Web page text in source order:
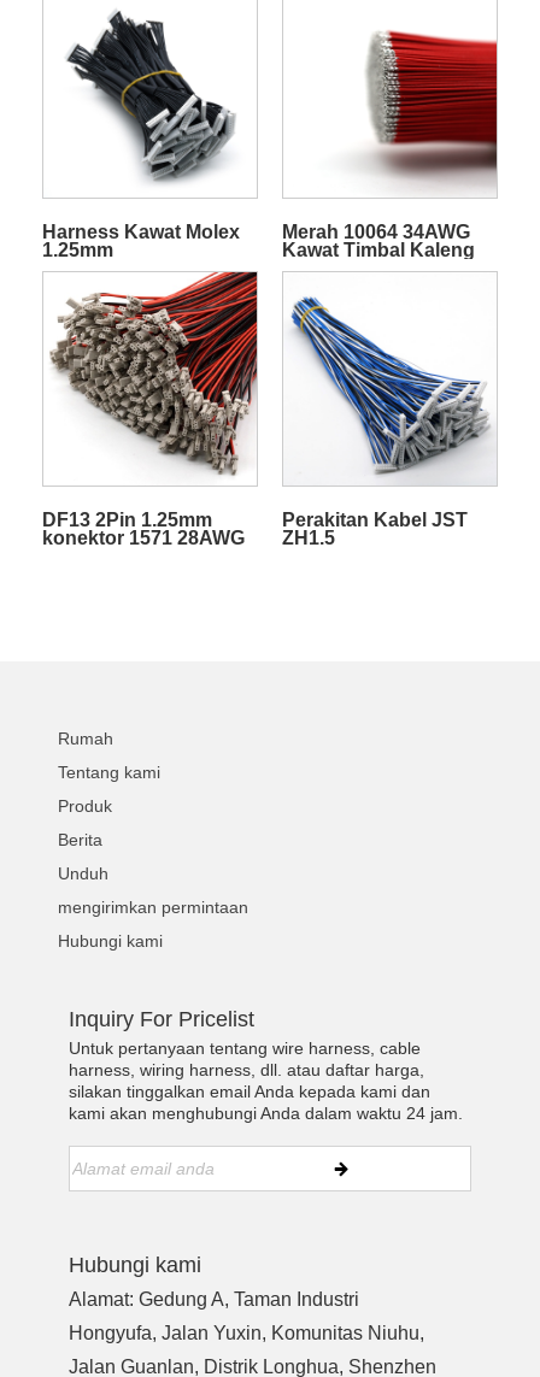
Harness
Harness Kawat Molex
1.25mm
Merah 10064 34AWG
Kawat Timbal Kaleng
Kawat Listrik Harness
Dapat Disesuaikan
DF13 2Pin 1.25mm
konektor 1571 28AWG
Perakitan Kabel JST
ZH1.5
Rumah
Tentang kami
Produk
Berita
Unduh
mengirimkan permintaan
Hubungi kami
Inquiry For Pricelist
Untuk pertanyaan tentang wire harness, cable
harness, wiring harness, dll. atau daftar harga,
silakan tinggalkan email Anda kepada kami dan
kami akan menghubungi Anda dalam waktu 24 jam.
Hubungi kami
Alamat: Gedung A, Taman Industri
Hongyufa, Jalan Yuxin, Komunitas Niuhu,
Jalan Guanlan, Distrik Longhua, Shenzhen